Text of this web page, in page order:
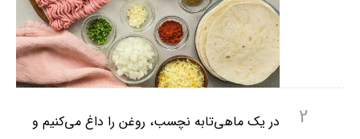
2
در یک ماهی‌تابه نچسب، روغن را داغ می‌کنیم و